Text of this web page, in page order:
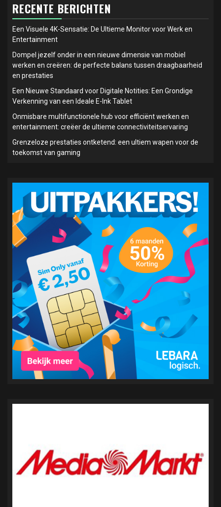
RECENTE BERICHTEN
Een Visuele 4K-Sensatie: De Ultieme Monitor voor Werk en
Entertainment
Dompel jezelf onder in een nieuwe dimensie van mobiel
werken en creëren: de perfecte balans tussen draagbaarheid
en prestaties
Een Nieuwe Standaard voor Digitale Notities: Een Grondige
Verkenning van een Ideale E-Ink Tablet
Onmisbare multifunctionele hub voor efficiënt werken en
entertainment: creëer de ultieme connectiviteitservaring
Grenzeloze prestaties ontketend: een ultiem wapen voor de
toekomst van gaming